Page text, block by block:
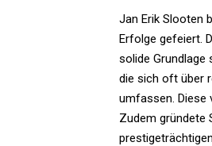
Jan Erik Slooten
Erfolge gefeiert.
solide Grundlage
die sich oft über
umfassen. Diese
Zudem gründete